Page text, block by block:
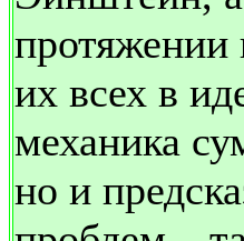
протяжении
их всех в
механика
но и